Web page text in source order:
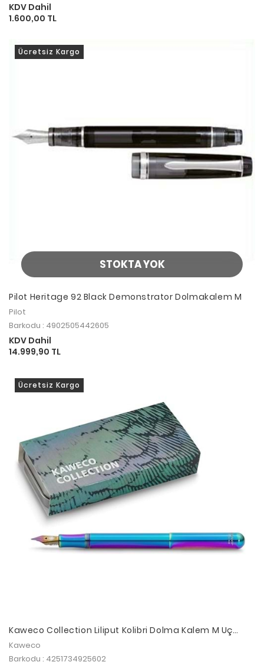
KDV Dahil
1.600,00 TL
STOKTA YOK
Ücretsiz Kargo
Pilot Heritage 92 Black Demonstrator Dolmakalem M
Pilot
Barkodu : 4902505442605
KDV Dahil
14.999,90 TL
Ücretsiz Kargo
Kaweco Collection Liliput Kolibri Dolma Kalem M Uç
11000399
Kaweco
Barkodu : 4251734925602